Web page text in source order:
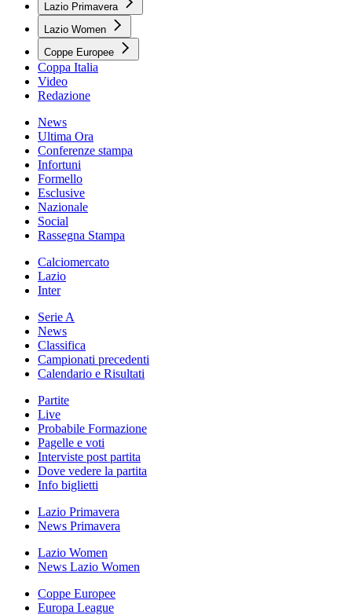
Lazio Primavera
Lazio Women
Coppe Europee
Coppa Italia
Video
Redazione
News
Ultima Ora
Conferenze stampa
Infortuni
Formello
Esclusive
Nazionale
Social
Rassegna Stampa
Calciomercato
Lazio
Inter
Serie A
News
Classifica
Campionati precedenti
Calendario e Risultati
Partite
Live
Probabile Formazione
Pagelle e voti
Interviste post partita
Dove vedere la partita
Info biglietti
Lazio Primavera
News Primavera
Lazio Women
News Lazio Women
Coppe Europee
Europa League